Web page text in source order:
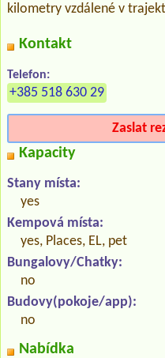
kilometry vzdálené v
Kontakt
Telefon:
+385 518 630 29
Zaslat
Kapacity
Stany místa:
yes
Kempová místa:
yes, Places, EL, pet
Bungalovy/Chatky:
no
Budovy(pokoje/app):
no
Nabídka